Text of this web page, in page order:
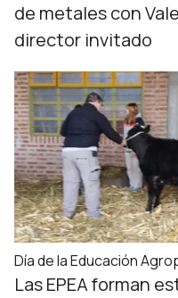
de metales con
director invitado
Día de la Educación
Las EPEA forman